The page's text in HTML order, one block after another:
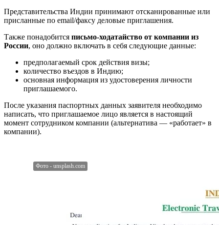
Представительства Индии принимают отсканированные или
присланные по email/факсу деловые приглашения.
Также понадобится письмо-ходатайство от компании из
России, оно должно включать в себя следующие данные:
предполагаемый срок действия визы;
количество въездов в Индию;
основная информация из удостоверения личности
приглашаемого.
После указания паспортных данных заявителя необходимо
написать, что приглашаемое лицо является в настоящий
момент сотрудником компании (альтернатива — «работает» в
компании).